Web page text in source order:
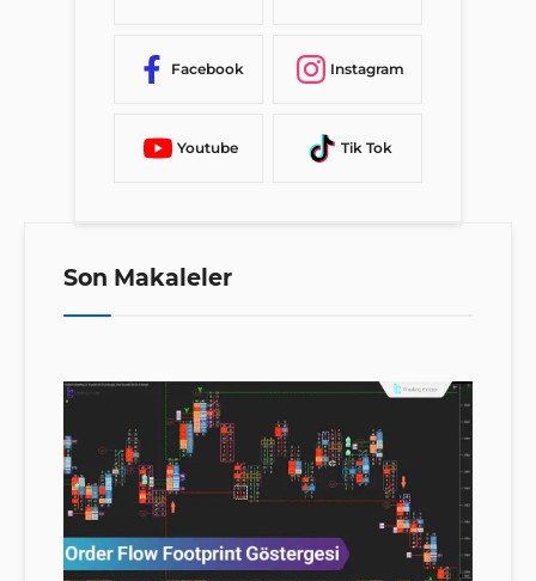
Facebook Instagram
Youtube Tik Tok
Son Makaleler